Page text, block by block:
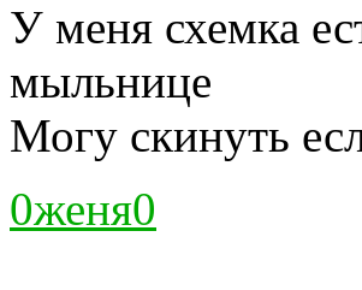
У меня схемка
мыльнице
Могу скинуть
0женя0